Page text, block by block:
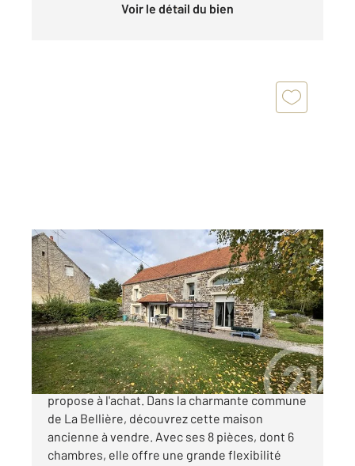
Voir le détail du bien
BOISCHAMPRE 61
194,35 m
, 8 pièces
Ref : 12778
Maison à vendre
227 700 €
Votre agence CENTURY 21 ML Immobilier vous
propose à l'achat. Dans la charmante commune
de La Bellière, découvrez cette maison
ancienne à vendre. Avec ses 8 pièces, dont 6
chambres, elle offre une grande flexibilité